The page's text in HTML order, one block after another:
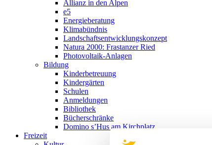
Allianz in den Alpen
e5
Energieberatung
Klimabündnis
Landschaftsentwicklungskonzept
Natura 2000: Frastanzer Ried
Photovoltaik-Anlagen
Bildung
Kinderbetreuung
Kindergärten
Schulen
Anmeldungen
Bibliothek
Bücherschränke
Domino s’Hus am Kirchplatz
Freizeit